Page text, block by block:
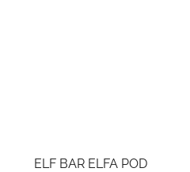
ELF BAR ELFA POD